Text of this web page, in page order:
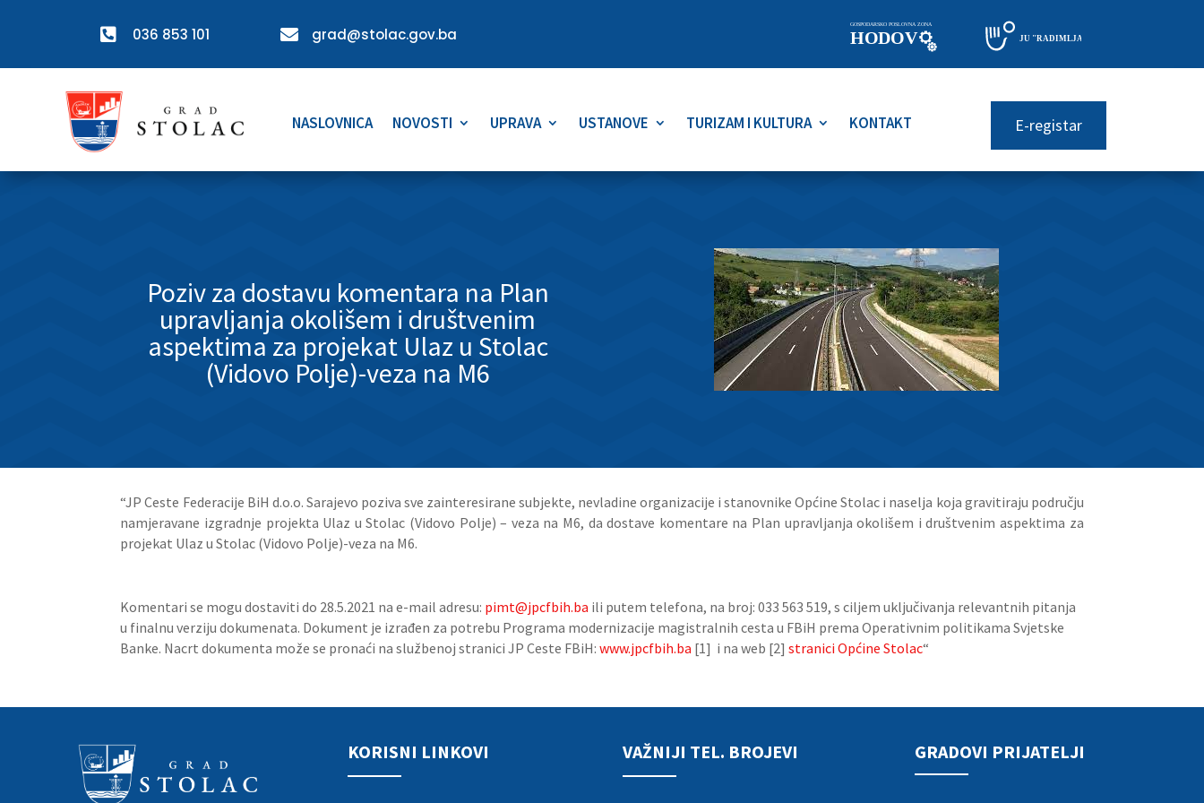
 036 853 101  grad@stolac.gov.ba
NASLOVNICA NOVOSTI UPRAVA USTANOVE TURIZAM I KULTURA KONTAKT E-registar
Poziv za dostavu komentara na Plan
upravljanja okolišem i društvenim
aspektima za projekat Ulaz u Stolac
(Vidovo Polje)-veza na M6
“JP Ceste Federacije BiH d.o.o. Sarajevo poziva sve zainteresirane subjekte, nevladine organizacije i stanovnike Općine Stolac i naselja koja gravitiraju području
namjeravane izgradnje projekta Ulaz u Stolac (Vidovo Polje) – veza na M6, da dostave komentare na Plan upravljanjaokolišem i društvenim aspektima za
projekat Ulaz u Stolac (Vidovo Polje)-veza na M6.
Komentari se mogu dostaviti do 28.5.2021 na e-mail adresu: pimt@jpcfbih.ba ili putem telefona, na broj: 033 563 519, s ciljemuključivanja relevantnih pitanja
u finalnu verziju dokumenata. Dokument je izrađen za potrebu Programa modernizacije magistralnih cesta u FBiH prema Operativnim politikama Svjetske
Banke. Nacrt dokumenta može se pronaći na službenoj stranici JP Ceste FBiH:www.jpcfbih.ba [1] i naweb [2]stranici Općine Stolac“
KORISNI LINKOVI VAŽNIJI TEL. BROJEVI GRADOVI PRIJATELJI